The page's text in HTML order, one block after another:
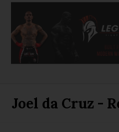
Joel da Cruz -